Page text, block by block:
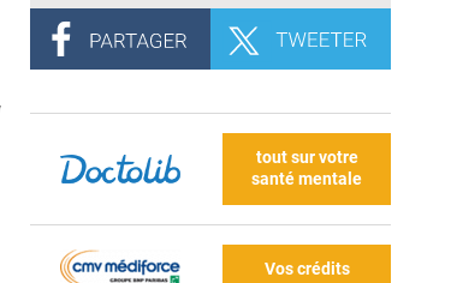
tout sur votre
santé mentale
Vos crédits